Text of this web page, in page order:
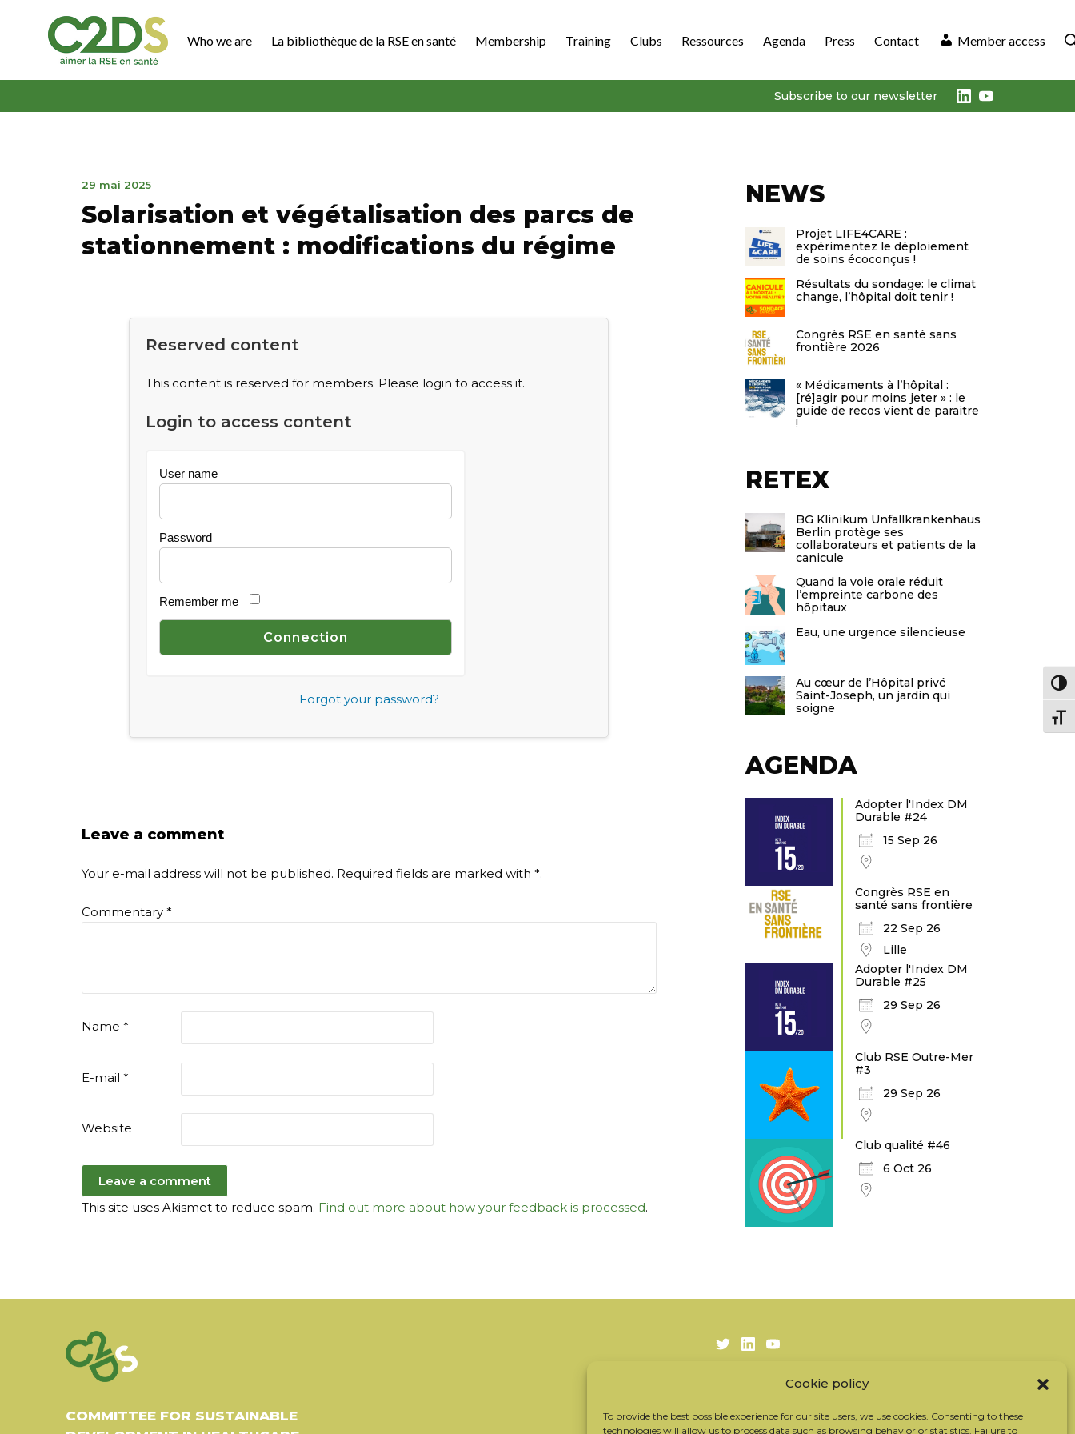
Cookie policy
To provide the best possible experience for our site users, we use cookies. Consenting to these
technologies will allow us to process data such as browsing behavior or statistics. Failure to
Who we are La bibliothèque de la RSE en santé Membership Training Clubs Ressources Agenda Press Contact Member access
Subscribe to our newsletter LinkedIn
Youtube
29 mai 2025June
12,
2025
Solarisation et végétalisation des parcs de
stationnement : modifications du régime
Reserved content
This content is reserved for members. Please login to access it.
Login to access content
User name
Password
Remember me
Forgot your password?
Leave a comment
Your e-mail address will not be published. Required fields are marked with *.
Commentary *
Name *
E-mail *
Website
This site uses Akismet to reduce spam. Find out more about how your feedback is processed.
NEWS
Projet LIFE4CARE :
expérimentez le déploiement
de soins écoconçus !
Résultats du sondage: le climat
change, l’hôpital doit tenir !
Congrès RSE en santé sans
frontière 2026
« Médicaments à l’hôpital :
[ré]agir pour moins jeter » : le
guide de recos vient de paraitre
!
RETEX
BG Klinikum Unfallkrankenhaus
Berlin protège ses
collaborateurs et patients de la
canicule
Quand la voie orale réduit
l’empreinte carbone des
hôpitaux
Eau, une urgence silencieuse
Au cœur de l’Hôpital privé
Saint-Joseph, un jardin qui
soigne
AGENDA
Adopter l'Index DM
Durable #24
15 Sep 26
Congrès RSE en
santé sans frontière
22 Sep 26
Lille
Adopter l'Index DM
Durable #25
29 Sep 26
Club RSE Outre-Mer
#3
29 Sep 26
Club qualité #46
6 Oct 26
COMMITTEE FOR SUSTAINABLE
TwitterLinkedIn
Youtube
Subscribe to our newsletter
Our partners